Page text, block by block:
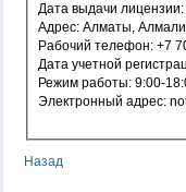
Адрес: Алматы,
Рабочий
Режим работы:
Назад